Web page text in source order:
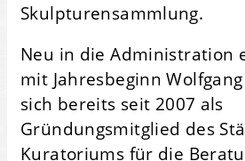
Skulpturensammlung.
Neu in die Administration
mit Jahresbeginn
sich bereits seit 2007 als
Gründungsmitglied des
Kuratoriums für die